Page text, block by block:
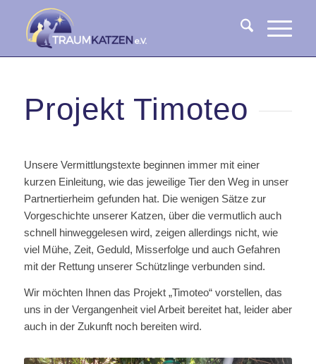
Projekt Timoteo
Unsere Vermittlungstexte beginnen immer mit einer
kurzen Einleitung, wie das jeweilige Tier den Weg in unser
Partnertierheim gefunden hat. Die wenigen Sätze zur
Vorgeschichte unserer Katzen, über die vermutlich auch
schnell hinweggelesen wird, zeigen allerdings nicht, wie
viel Mühe, Zeit, Geduld, Misserfolge und auch Gefahren
mit der Rettung unserer Schützlinge verbunden sind.
Wir möchten Ihnen das Projekt „Timoteo“ vorstellen, das
uns in der Vergangenheit viel Arbeit bereitet hat, leider aber
auch in der Zukunft noch bereiten wird.